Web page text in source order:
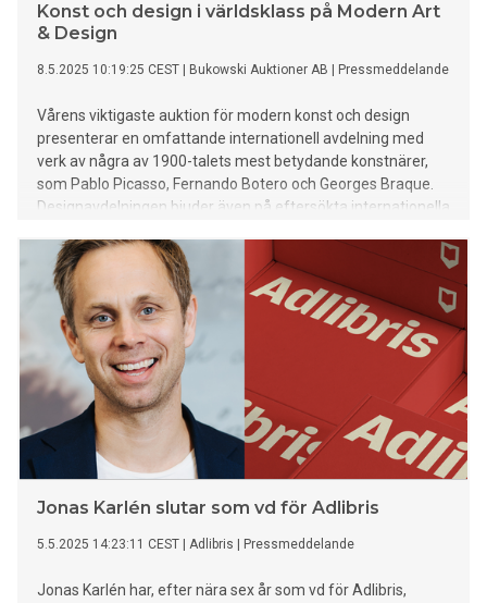
Konst och design i världsklass på Modern Art
& Design
8.5.2025 10:19:25 CEST Bukowski Auktioner AB Pressmeddelande
Vårens viktigaste auktion för modern konst och design
presenterar en omfattande internationell avdelning med
verk av några av 1900-talets mest betydande konstnärer,
som Pablo Picasso, Fernando Botero och Georges Braque.
Designavdelningen bjuder även på eftersökta internationella
Hjorth och Hans J Wegner.
Jonas Karlén slutar som vd för Adlibris
5.5.2025 14:23:11 CEST Adlibris Pressmeddelande
Jonas Karlén har, efter nära sex år som vd för Adlibris,